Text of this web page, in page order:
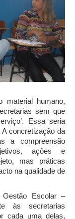
material humano,
sem que
Essa seria
concretização da
a compreensão
ações e
mas práticas
na qualidade de
Escolar –
às secretarias
cada uma delas,